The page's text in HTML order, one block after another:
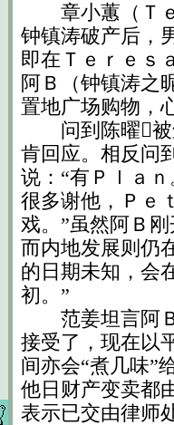
章小蕙（Ｔｅ
钟镇涛破产后，
即在Ｔｅｒｅｓ
阿Ｂ（钟镇涛之
置地广场购物，
问到陈曜被
肯回应。相反问
说：“有Ｐｌａ
很多谢他，Ｐｅ
戏。”虽然阿Ｂ
而内地发展则仍
的日期未知，会
初。”
范姜坦言阿Ｂ
接受了，现在以
间亦会“煮几味”
他日财产变卖都
表示已交由律师